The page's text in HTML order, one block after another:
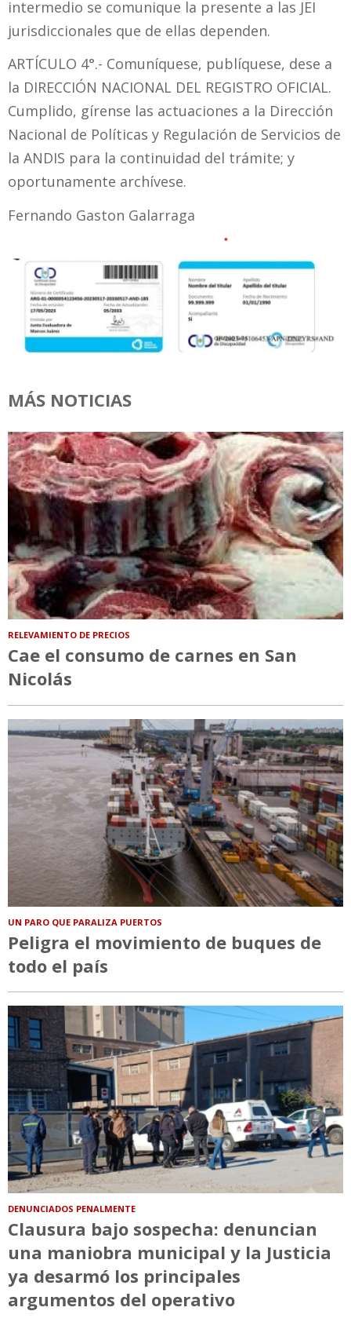
intermedio se comunique la presente a las JEI
jurisdiccionales que de ellas dependen.
ARTÍCULO 4°.- Comuníquese, publíquese, dese a
la DIRECCIÓN NACIONAL DEL REGISTRO OFICIAL.
Cumplido, gírense las actuaciones a la Dirección
Nacional de Políticas y Regulación de Servicios de
la ANDIS para la continuidad del trámite; y
oportunamente archívese.
Fernando Gaston Galarraga
MÁS NOTICIAS
RELEVAMIENTO DE PRECIOS
Cae el consumo de carnes en San
Nicolás
UN PARO QUE PARALIZA PUERTOS
Peligra el movimiento de buques de
todo el país
DENUNCIADOS PENALMENTE
Clausura bajo sospecha: denuncian
una maniobra municipal y la Justicia
ya desarmó los principales
argumentos del operativo